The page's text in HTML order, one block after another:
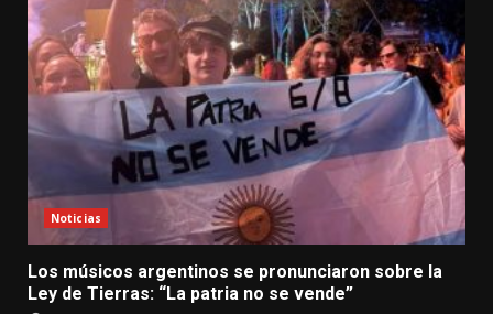
Noticias
Los músicos argentinos se pronunciaron sobre la
Ley de Tierras: “La patria no se vende”